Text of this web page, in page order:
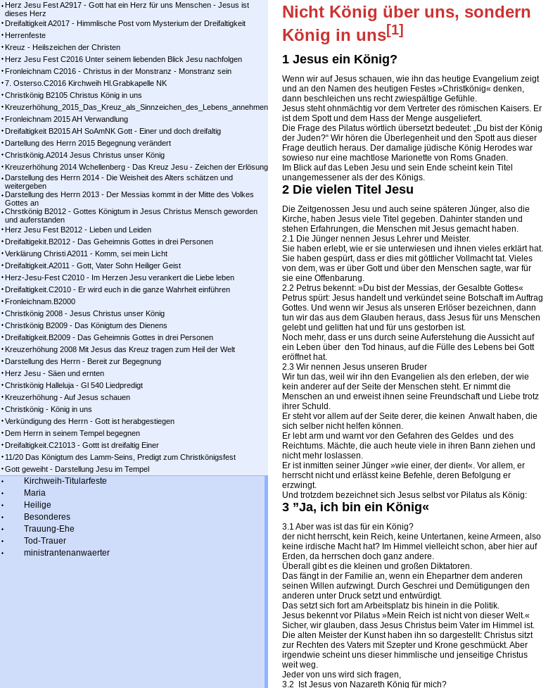
Herz Jesu Fest A2917 - Gott hat ein Herz für uns Menschen - Jesus ist
dieses Herz
Dreifaltigkeit A2017 - Himmlische Post vom Mysterium der Dreifaltigkeit
Herrenfeste
Kreuz - Heilszeichen der Christen
Herz Jesu Fest C2016 Unter seinem liebenden Blick Jesu nachfolgen
Fronleichnam C2016 - Christus in der Monstranz - Monstranz sein
7. Osterso.C2016 Kirchweih Hl.Grabkapelle NK
Christkönig B2105 Christus König in uns
Kreuzerhöhung_2015_Das_Kreuz_als_Sinnzeichen_des_Lebens_annehmen
Fronleichnam 2015 AH Verwandlung
Dreifaltigkeit B2015 AH SoAmNK Gott - Einer und doch dreifaltig
Dartellung des Herrn 2015 Begegnung verändert
Christkönig.A2014 Jesus Christus unser König
Kreuzerhöhung 2014 Wchellenberg - Das Kreuz Jesu - Zeichen der Erlösung
Darstellung des Herrn 2014 - Die Weisheit des Alters schätzen und
weitergeben
Darstellung des Herrn 2013 - Der Messias kommt in der Mitte des Volkes
Gottes an
Chrstkönig B2012 - Gottes Königtum in Jesus Christus Mensch geworden
und auferstanden
Herz Jesu Fest B2012 - Lieben und Leiden
Dreifaltigekit.B2012 - Das Geheimnis Gottes in drei Personen
Verklärung Christi A2011 - Komm, sei mein Licht
Dreifaltigkeit.A2011 - Gott, Vater Sohn Heiliger Geist
Herz-Jesu-Fest C2010 - Im Herzen Jesu verankert die Liebe leben
Dreifaltigkeit.C2010 - Er wird euch in die ganze Wahrheit einführen
Fronleichnam.B2000
Christkönig 2008 - Jesus Christus unser König
Christkönig B2009 - Das Königtum des Dienens
Dreifaltigkeit.B2009 - Das Geheimnis Gottes in drei Personen
Kreuzerhöhung 2008 Mit Jesus das Kreuz tragen zum Heil der Welt
Darstellung des Herrn - Bereit zur Begegnung
Herz Jesu - Säen und ernten
Christkönig Halleluja - Gl 540 Liedpredigt
Kreuzerhöhung - Auf Jesus schauen
Christkönig - König in uns
Verkündigung des Herrn - Gott ist herabgestiegen
Dem Herrn in seinem Tempel begegnen
Dreifaltigkeit.C21013 - Gottt ist dreifaltig Einer
11/20 Das Königtum des Lamm-Seins, Predigt zum Christkönigsfest
Gott geweiht - Darstellung Jesu im Tempel
Kirchweih-Titularfeste
Maria
Heilige
Besonderes
Trauung-Ehe
Tod-Trauer
ministrantenanwaerter
Nicht König über uns, sondern
König in uns[1]
1 Jesus ein König?
Wenn wir auf Jesus schauen, wie ihn das heutige Evangelium zeigt
und an den Namen des heutigen Festes »Christkönig« denken,
dann beschleichen uns recht zwiespältige Gefühle.
Jesus steht ohnmächtig vor dem Vertreter des römischen Kaisers. Er
ist dem Spott und dem Hass der Menge ausgeliefert.
Die Frage des Pilatus wörtlich übersetzt bedeutet: „Du bist der König
der Juden?“ Wir hören die Überlegenheit und den Spott aus dieser
Frage deutlich heraus. Der damalige jüdische König Herodes war
sowieso nur eine machtlose Marionette von Roms Gnaden.
Im Blick auf das Leben Jesu und sein Ende scheint kein Titel
unangemessener als der des Königs.
2 Die vielen Titel Jesu
Die Zeitgenossen Jesu und auch seine späteren Jünger, also die
Kirche, haben Jesus viele Titel gegeben. Dahinter standen und
stehen Erfahrungen, die Menschen mit Jesus gemacht haben.
2.1 Die Jünger nennen Jesus Lehrer und Meister.
Sie haben erlebt, wie er sie unterwiesen und ihnen vieles erklärt hat.
Sie haben gespürt, dass er dies mit göttlicher Vollmacht tat. Vieles
von dem, was er über Gott und über den Menschen sagte, war für
sie eine Offenbarung.
2.2 Petrus bekennt: »Du bist der Messias, der Gesalbte Gottes«
Petrus spürt: Jesus handelt und verkündet seine Botschaft im Auftrag
Gottes. Und wenn wir Jesus als unseren Erlöser bezeichnen, dann
tun wir das aus dem Glauben heraus, dass Jesus für uns Menschen
gelebt und gelitten hat und für uns gestorben ist.
Noch mehr, dass er uns durch seine Auferstehung die Aussicht auf
ein Leben über den Tod hinaus, auf die Fülle des Lebens bei Gott
eröffnet hat.
2.3 Wir nennen Jesus unseren Bruder
Wir tun das, weil wir ihn den Evangelien als den erleben, der wie
kein anderer auf der Seite der Menschen steht. Er nimmt die
Menschen an und erweist ihnen seine Freundschaft und Liebe trotz
ihrer Schuld.
Er steht vor allem auf der Seite derer, die keinen Anwalt haben, die
sich selber nicht helfen können.
Er lebt arm und warnt vor den Gefahren des Geldes und des
Reichtums. Mächte, die auch heute viele in ihren Bann ziehen und
nicht mehr loslassen.
Er ist inmitten seiner Jünger »wie einer, der dient«. Vor allem, er
herrscht nicht und erlässt keine Befehle, deren Befolgung er
erzwingt.
Und trotzdem bezeichnet sich Jesus selbst vor Pilatus als König:
3 ”Ja, ich bin ein König«
3.1 Aber was ist das für ein König?
der nicht herrscht, kein Reich, keine Untertanen, keine Armeen, also
keine irdische Macht hat? Im Himmel vielleicht schon, aber hier auf
Erden, da herrschen doch ganz andere.
Überall gibt es die kleinen und großen Diktatoren.
Das fängt in der Familie an, wenn ein Ehepartner dem anderen
seinen Willen aufzwingt. Durch Geschrei und Demütigungen den
anderen unter Druck setzt und entwürdigt.
Das setzt sich fort am Arbeitsplatz bis hinein in die Politik.
Jesus bekennt vor Pilatus »Mein Reich ist nicht von dieser Welt.«
Sicher, wir glauben, dass Jesus Christus beim Vater im Himmel ist.
Die alten Meister der Kunst haben ihn so dargestellt: Christus sitzt
zur Rechten des Vaters mit Szepter und Krone geschmückt. Aber
irgendwie scheint uns dieser himmlische und jenseitige Christus
weit weg.
Jeder von uns wird sich fragen,
3.2 Ist Jesus von Nazareth König für mich?